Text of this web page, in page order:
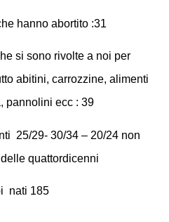
hanno abortito :31
si sono rivolte a noi per
abitini, carrozzine, alimenti
pannolini ecc : 39
25/29- 30/34 – 20/24 non
quattordicenni
nati 185